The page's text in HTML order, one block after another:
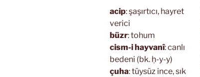
acip: şaşırtıcı, hayret
verici
büzr: tohum
cism-i hayvanî: canlı
bedeni (bk. ḥ-y-y)
çuha: tüysüz ince, sık